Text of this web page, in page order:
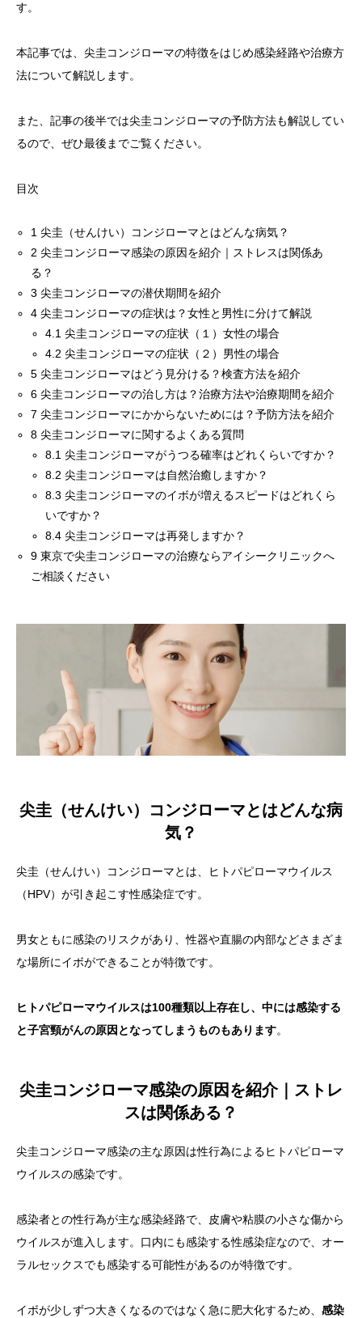
す。
本記事では、尖圭コンジローマの特徴をはじめ感染経路や治療方
法について解説します。
また、記事の後半では尖圭コンジローマの予防方法も解説してい
るので、ぜひ最後までご覧ください。
目次
1 尖圭（せんけい）コンジローマとはどんな病気？
2 尖圭コンジローマ感染の原因を紹介｜ストレスは関係あ
る？
3 尖圭コンジローマの潜伏期間を紹介
4 尖圭コンジローマの症状は？女性と男性に分けて解説
4.1 尖圭コンジローマの症状（１）女性の場合
4.2 尖圭コンジローマの症状（２）男性の場合
5 尖圭コンジローマはどう見分ける？検査方法を紹介
6 尖圭コンジローマの治し方は？治療方法や治療期間を紹介
7 尖圭コンジローマにかからないためには？予防方法を紹介
8 尖圭コンジローマに関するよくある質問
8.1 尖圭コンジローマがうつる確率はどれくらいですか？
8.2 尖圭コンジローマは自然治癒しますか？
8.3 尖圭コンジローマのイボが増えるスピードはどれくら
いですか？
8.4 尖圭コンジローマは再発しますか？
9 東京で尖圭コンジローマの治療ならアイシークリニックへ
ご相談ください
尖圭（せんけい）コンジローマとはどんな病
気？
尖圭（せんけい）コンジローマとは、
ヒトパピローマウイルス
（HPV）が引き起こす性感染症です。
男女ともに感染のリスクがあり、性器や直腸の内部などさまざま
な場所にイボができることが特徴です。
ヒトパピローマウイルスは100種類以上存在し、中には感染する
と子宮頸がんの原因となってしまうものもあります。
尖圭コンジローマ感染の原因を紹介｜ストレ
スは関係ある？
尖圭コンジローマ感染の主な原因は性行為によるヒトパピローマ
ウイルスの感染です。
感染者との性行為が主な感染経路で、皮膚や粘膜の小さな傷から
ウイルスが進入します。口内にも感染する性感染症なので、オー
ラルセックスでも感染する可能性があるのが特徴です。
イボが少しずつ大きくなるのではなく急に肥大化するため、 感染